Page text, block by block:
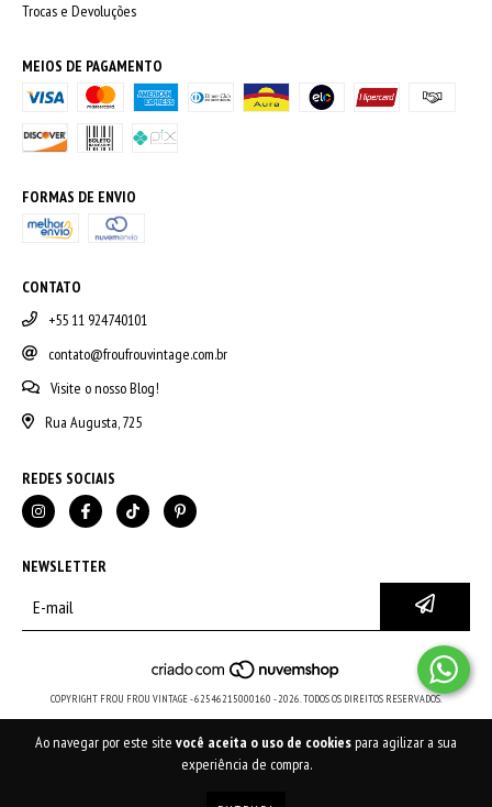
Ao navegar por este site você aceita o uso de cookiespara agilizar a sua
experiência de compra.
Trocas e Devoluções
MEIOS DE PAGAMENTO
FORMAS DE ENVIO
CONTATO
+55 11 924740101
contato@froufrouvintage.com.br
Visite o nosso Blog!
Rua Augusta, 725
REDES SOCIAIS
NEWSLETTER
COPYRIGHT FROU FROU VINTAGE - 62546215000160 - 2026. TODOS OS DIREITOS RESERVADOS.